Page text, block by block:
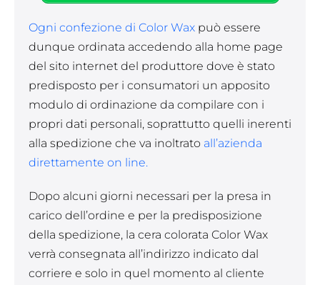
Ogni confezione di Color Wax può essere
dunque ordinata accedendo alla home page
del sito internet del produttore dove è stato
predisposto per i consumatori un apposito
modulo di ordinazione da compilare con i
propri dati personali, soprattutto quelli inerenti
alla spedizione che va inoltrato all’azienda
direttamente on line.
Dopo alcuni giorni necessari per la presa in
carico dell’ordine e per la predisposizione
della spedizione, la cera colorata Color Wax
verrà consegnata all’indirizzo indicato dal
corriere e solo in quel momento al cliente